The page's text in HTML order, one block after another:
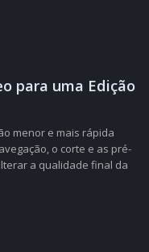
para uma Edição
menor e mais rápida
o corte e as pré-
a qualidade final da